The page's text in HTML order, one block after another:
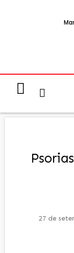
27 de